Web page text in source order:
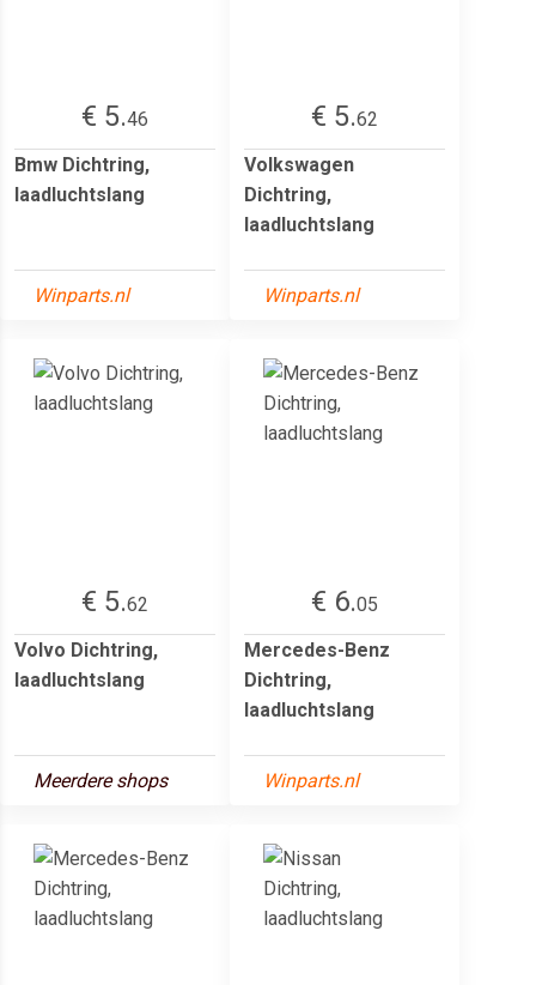
€ 5.46
Bmw Dichtring,
laadluchtslang
Winparts.nl
€ 5.62
Volkswagen
Dichtring,
laadluchtslang
Winparts.nl
€ 5.62
Volvo Dichtring,
laadluchtslang
Meerdere shops
€ 6.05
Mercedes-Benz
Dichtring,
laadluchtslang
Winparts.nl